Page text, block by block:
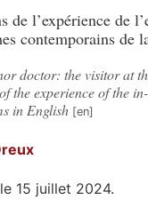
de l’expérience de
contemporains de
doctor: the visitor at
the experience of the
in English
15 juillet 2024.